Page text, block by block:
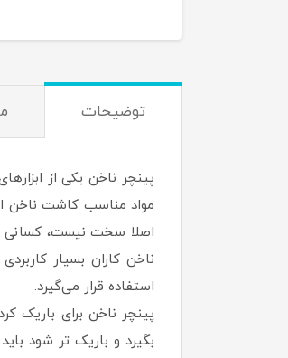
توضیحات
پینچر ناخن یکی از
مواد مناسب کاشت ناخن
اصلا سخت نیست، کسانی که
ناخن کاران بسیار
استفاده قرار می‌گیرد.
پینچر ناخن برای باریک
بگیرد و باریک تر شود